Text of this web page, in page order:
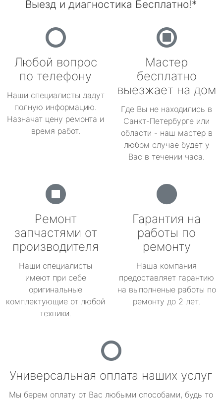
Выезд и диагностика Бесплатно!*
Любой вопрос
по телефону
Наши специалисты дадут
полную информацию.
Назначат цену ремонта и
время работ.
Мастер
бесплатно
выезжает на дом
Где Вы не находились в
Санкт-Петербурге или
области - наш мастер в
любом случае будет у
Вас в течении часа.
Ремонт
запчастями от
производителя
Наши специалисты
имеют при себе
оригинальные
комплектующие от любой
техники.
Гарантия на
работы по
ремонту
Наша компания
предоставляет гарантию
на выполненые работы по
ремонту до 2 лет.
Универсальная оплата наших услуг
Мы берем оплату от Вас любыми способами, будь то